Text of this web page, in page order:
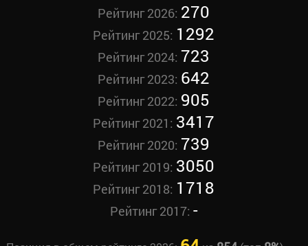
Рейтинг 2026: 270
Рейтинг 2025: 1292
Рейтинг 2024: 723
Рейтинг 2023: 642
Рейтинг 2022: 905
Рейтинг 2021: 3417
Рейтинг 2020: 739
Рейтинг 2019: 3050
Рейтинг 2018: 1718
Рейтинг 2017: -